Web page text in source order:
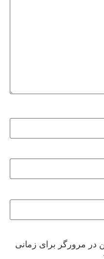
در مرورگر برای زمانی